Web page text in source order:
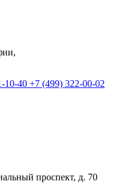
10-40 +7 (499) 322-00-02
проспект, д. 70